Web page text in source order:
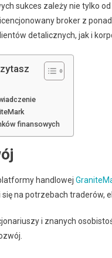
sukces zależy nie tylko
broker z
detalicznych, jak i
finansowych
handlowej
na potrzebach traderów,
i znanych